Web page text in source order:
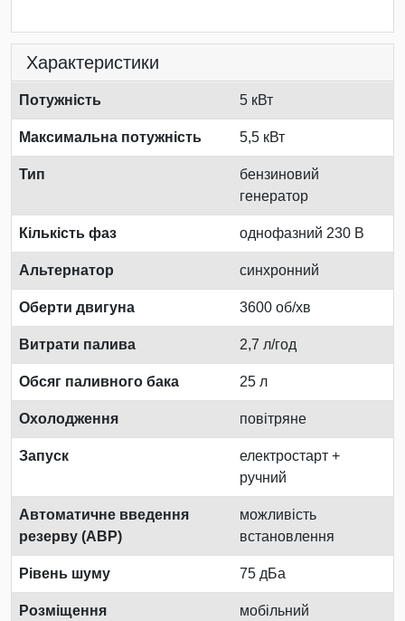
Характеристики
Потужність 5 кВт
Максимальна потужність 5,5 кВт
Тип
бензиновий
генератор
Кількість фаз однофазний 230 В
Альтернатор синхронний
Оберти двигуна 3600 об/хв
Витрати палива 2,7 л/год
Обсяг паливного бака 25 л
Охолодження повітряне
Запуск
електростарт +
ручний
Автоматичне введення
резерву (АВР)
можливість
встановлення
Рівень шуму 75 дБа
Розміщення мобільний